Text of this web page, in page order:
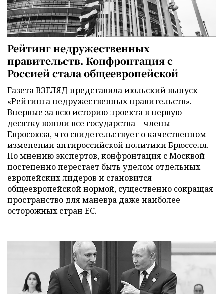
Рейтинг недружественных
правительств. Конфронтация с
Россией стала общеевропейской
Газета ВЗГЛЯД представила июльский выпуск
«Рейтинга недружественных правительств».
Впервые за всю историю проекта в первую
десятку вошли все государства – члены
Евросоюза, что свидетельствует о качественном
изменении антироссийской политики Брюсселя.
По мнению экспертов, конфронтация с Москвой
постепенно перестает быть уделом отдельных
европейских лидеров и становится
общеевропейской нормой, существенно сокращая
пространство для маневра даже наиболее
осторожных стран ЕС.